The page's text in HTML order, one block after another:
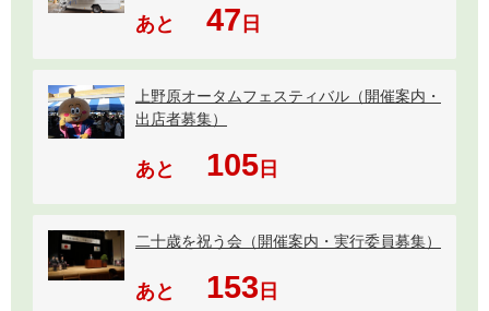
あと 47 日
上野原オータムフェスティバル（開催案内・
出店者募集）
あと 105日
二十歳を祝う会（開催案内・実行委員募集）
あと 153 日